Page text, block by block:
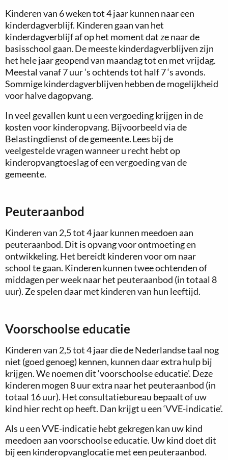
Kinderen van 6 weken tot 4 jaar kunnen naar een
kinderdagverblijf. Kinderen gaan van het
kinderdagverblijf af op het moment dat ze naar de
basisschool gaan. De meeste kinderdagverblijven zijn
het hele jaar geopend van maandag tot en met vrijdag.
Meestal vanaf 7 uur ’s ochtends tot half 7 ‘s avonds.
Sommige kinderdagverblijven hebben de mogelijkheid
voor halve dagopvang.
In veel gevallen kunt u een vergoeding krijgen in de
kosten voor kinderopvang. Bijvoorbeeld via de
Belastingdienst of de gemeente. Lees bij de
veelgestelde vragen wanneer u recht hebt op
kinderopvangtoeslag of een vergoeding van de
gemeente.
Peuteraanbod
Kinderen van 2,5 tot 4 jaar kunnen meedoen aan
peuteraanbod. Dit is opvang voor ontmoeting en
ontwikkeling. Het bereidt kinderen voor om naar
school te gaan. Kinderen kunnen twee ochtenden of
middagen per week naar het peuteraanbod (in totaal 8
uur). Ze spelen daar met kinderen van hun leeftijd.
Voorschoolse educatie
Kinderen van 2,5 tot 4 jaar die de Nederlandse taal nog
niet (goed genoeg) kennen, kunnen daar extra hulp bij
krijgen. We noemen dit ‘voorschoolse educatie’. Deze
kinderen mogen 8 uur extra naar het peuteraanbod (in
totaal 16 uur). Het consultatiebureau bepaalt of uw
kind hier recht op heeft. Dan krijgt u een ‘VVE-indicatie’.
Als u een VVE-indicatie hebt gekregen kan uw kind
meedoen aan voorschoolse educatie. Uw kind doet dit
bij een kinderopvanglocatie met een peuteraanbod.